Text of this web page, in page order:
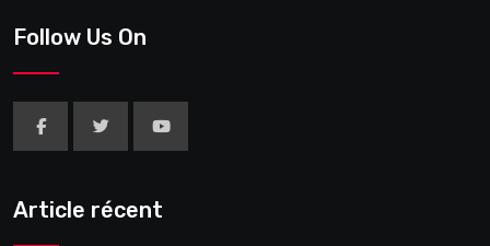
Follow Us On
Article récent